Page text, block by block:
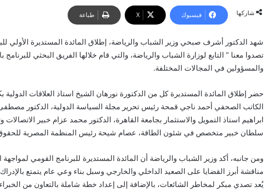
شاركها فيسبوك ‫X طباعة
شهد الدكتور أشرف صبحي وزير الشباب والرياضة، إطلاق المائدة المستديرة الأولي
تصدوا معنا ” التابع لوزارة الشباب والرياضة، والتي قام خلالها الفريق البحثي
والمسؤولين في المجالات المختلفة.
حضر إطلاق المائدة المستديرة كل من الدكتورة نورهان الشيخ استاذ العلاقات الدولية
الكاتب الصحفي أحمد ناجي قمحة رئيس تحرير مجلة السياسة الدولية، الدكتور مصطفى
ابراهيم استاذ التمويل والاستثمار بجامعة القاهرة، الدكتور محمد عزام خبير الاتصالات
سلطان خبير متخصص في شئون الطاقة، عصام شيحة رئيس المنظمة المصرية
ومن جانبه، أكد وزير الشباب والرياضة أن المائدة المستديرة للبرنامج القومي
مناقشة أبرز القضايا على الصعيد الداخلي والخارجي وسبل بناء وعي عام يتمتع
يُعد تصدي مبكر لمخاطر الشائعات، بالإضافة إلى إعداد خطة شاملة بالتعاون من